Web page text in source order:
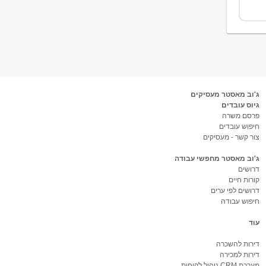
ג'וב מאסטר מעסיקים
גיוס עובדים
פרסם משרה
חיפוש עובדים
צור קשר - מעסיקים
ג'וב מאסטר מחפשי עבודה
דרושים
קורות חיים
דרושים לפי ערים
חיפוש עבודה
עוד
דירות להשכרה
דירות למכירה